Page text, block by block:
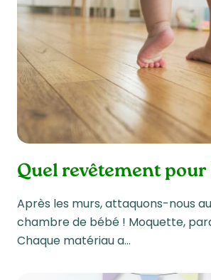
Quel revêtement pour
Après les murs, attaquons-nous
chambre de bébé ! Moquette,
Chaque matériau a…